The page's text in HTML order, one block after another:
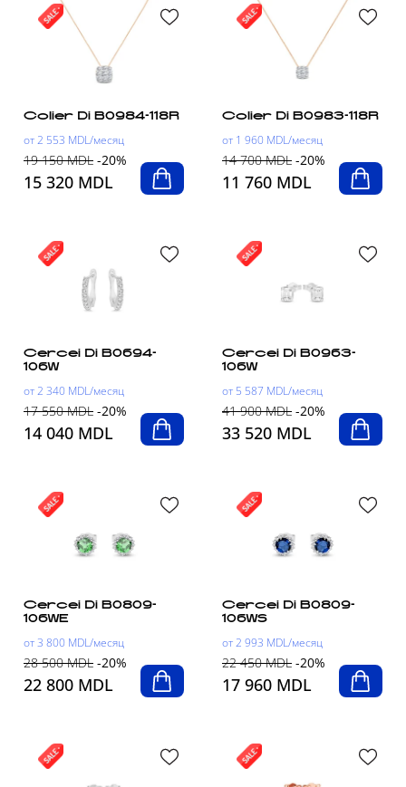
Colier Di B0984-118R
от 2 553 MDL/месяц
15 320 MDL
19 150 MDL -20%
Colier Di B0983-118R
от 1 960 MDL/месяц
11 760 MDL
14 700 MDL -20%
Cercei Di B0694-
106W
от 2 340 MDL/месяц
14 040 MDL
17 550 MDL -20%
Cercei Di B0963-
106W
от 5 587 MDL/месяц
33 520 MDL
41 900 MDL -20%
Cercei Di B0809-
106WE
от 3 800 MDL/месяц
22 800 MDL
28 500 MDL -20%
Cercei Di B0809-
106WS
от 2 993 MDL/месяц
17 960 MDL
22 450 MDL -20%